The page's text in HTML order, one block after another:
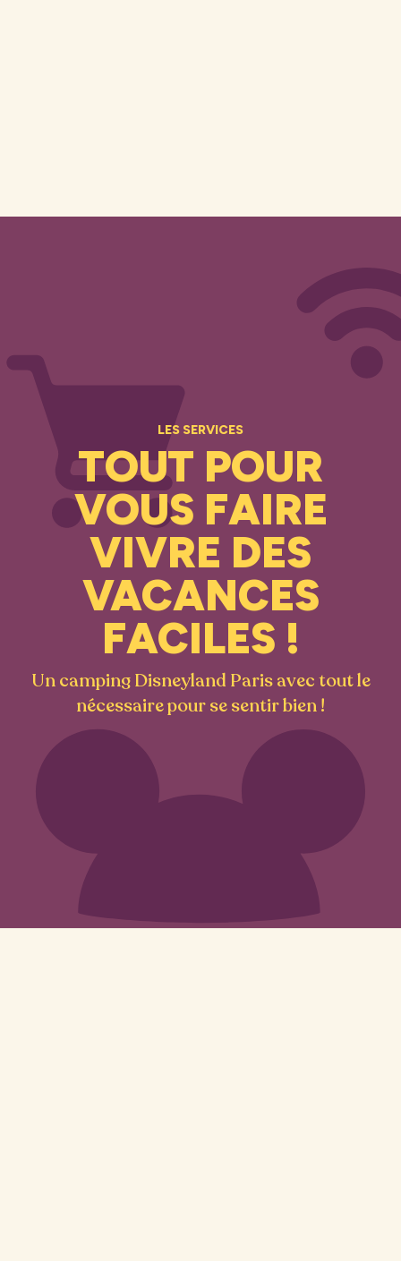
LES SERVICES
TOUT POUR
VOUS FAIRE
VIVRE DES
VACANCES
FACILES !
Un camping Disneyland Paris avec tout le
nécessaire pour se sentir bien !